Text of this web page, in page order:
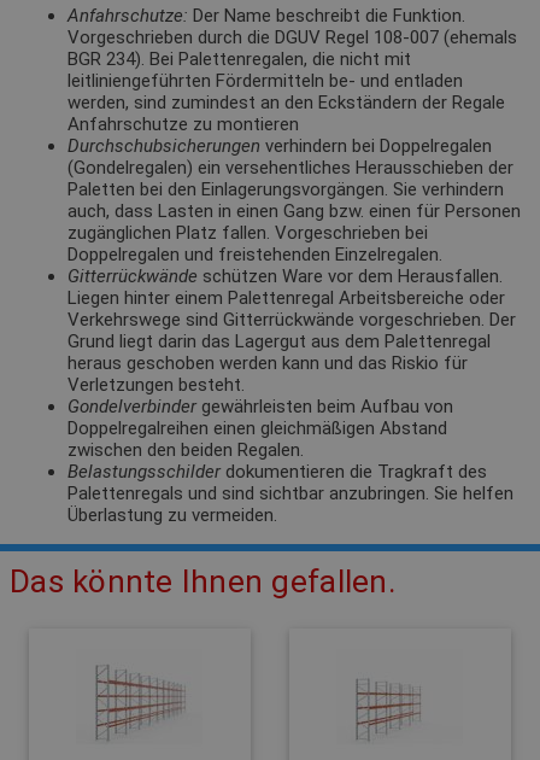
Anfahrschutze: Der Name beschreibt die Funktion.
Vorgeschrieben durch die DGUV Regel 108-007 (ehemals
BGR 234). Bei Palettenregalen, die nicht mit
leitliniengeführten Fördermitteln be- und entladen
werden, sind zumindest an den Eckständern der Regale
Anfahrschutze zu montieren
Durchschubsicherungen verhindern bei Doppelregalen
(Gondelregalen) ein versehentliches Herausschieben der
Paletten bei den Einlagerungsvorgängen. Sie verhindern
auch, dass Lasten in einen Gang bzw. einen für Personen
zugänglichen Platz fallen. Vorgeschrieben bei
Doppelregalen und freistehenden Einzelregalen.
Gitterrückwände schützen Ware vor dem Herausfallen.
Liegen hinter einem Palettenregal Arbeitsbereiche oder
Verkehrswege sind Gitterrückwände vorgeschrieben. Der
Grund liegt darin das Lagergut aus dem Palettenregal
heraus geschoben werden kann und das Riskio für
Verletzungen besteht.
Gondelverbinder gewährleisten beim Aufbau von
Doppelregalreihen einen gleichmäßigen Abstand
zwischen den beiden Regalen.
Belastungsschilder dokumentieren die Tragkraft des
Palettenregals und sind sichtbar anzubringen. Sie helfen
Überlastung zu vermeiden.
Das könnte Ihnen gefallen.